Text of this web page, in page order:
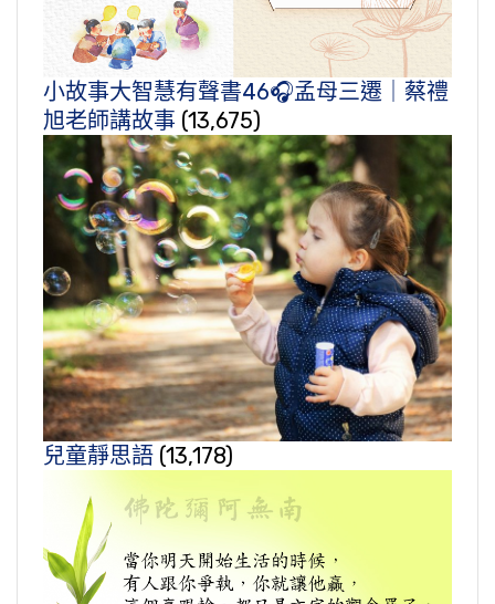
小故事大智慧有聲書46🎧孟母三遷｜蔡禮
旭老師講故事 (13,675)
兒童靜思語 (13,178)